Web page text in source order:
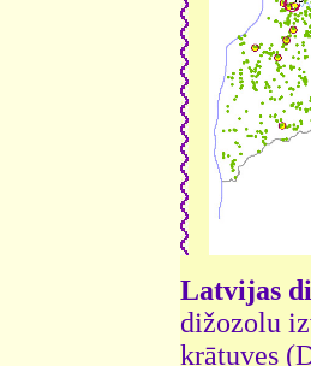
Latvijas
dižozolu
krātuves